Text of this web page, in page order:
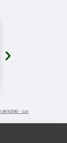
›
9610/98 - Lei